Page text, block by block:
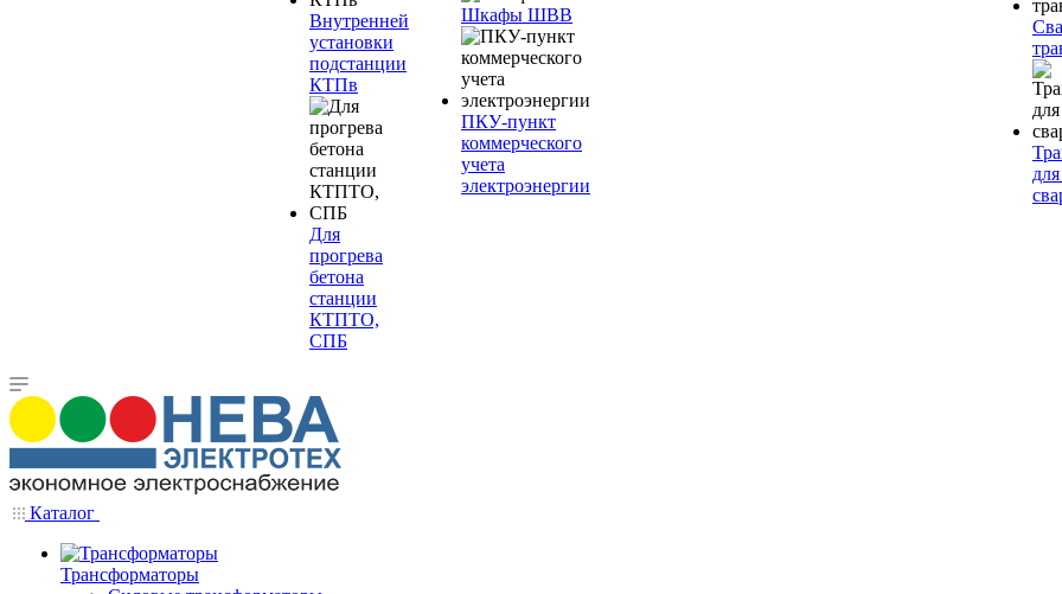
Внутренней
установки
подстанции
КТПв
Для
прогрева
бетона
станции
КТПТО,
СПБ
Шкафы ШВВ
ПКУ-пункт
коммерческого
учета
электроэнергии
Каталог
Трансформаторы